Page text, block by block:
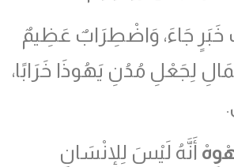
جَاءَ، وَاضْطِرَابٌ عَظِيمٌ
لِجَعْلِ مُدُنِ يَهُوذَا خَرَابًا،
أَنَّهُ لَيْسَ لِلإِنْسَانِ